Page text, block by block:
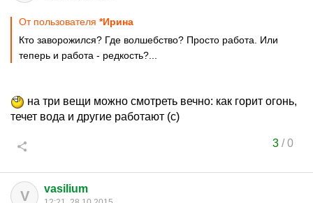
От пользователя *Ирина
Кто заворожился? Где волшебство? Просто работа. Или
теперь и работа - редкость?...
на три вещи можно смотреть вечно: как горит огонь,
течет вода и другие работают (с)
3/0
V vasilium